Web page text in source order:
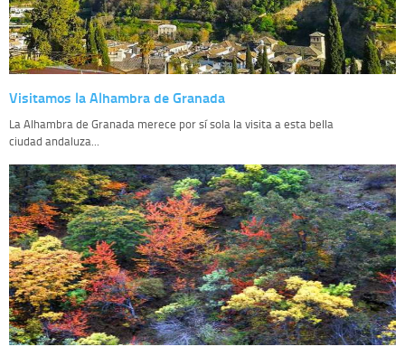
Visitamos la Alhambra de Granada
La Alhambra de Granada merece por sí sola la visita a esta bella
ciudad andaluza...